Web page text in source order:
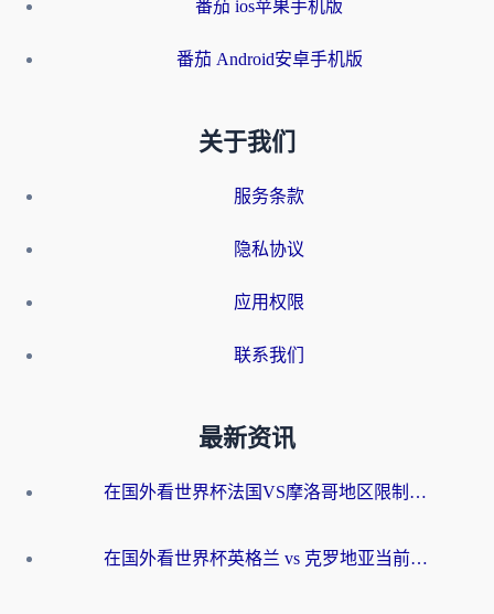
番茄 ios苹果手机版
番茄 Android安卓手机版
关于我们
服务条款
隐私协议
应用权限
联系我们
最新资讯
在国外看世界杯法国VS摩洛哥地区限制？这篇指南让你流畅看中文解说无压力
在国外看世界杯英格兰 vs 克罗地亚当前地区不可播放？这篇指南帮你搞定所有海外观赛难题